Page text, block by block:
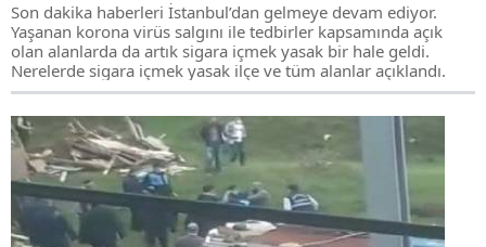
Son dakika haberleri İstanbul’dan gelmeye devam ediyor.
Yaşanan korona virüs salgını ile tedbirler kapsamında açık
olan alanlarda da artık sigara içmek yasak bir hale geldi.
Nerelerde sigara içmek yasak ilçe ve tüm alanlar açıklandı.